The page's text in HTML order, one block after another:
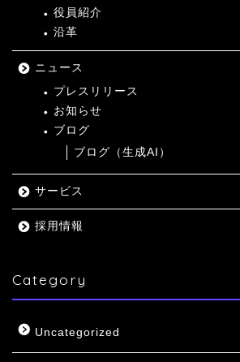
役員紹介
沿革
ニュース
プレスリリース
お知らせ
ブログ
ブログ（生成AI）
サービス
採用情報
Category
Uncategorized